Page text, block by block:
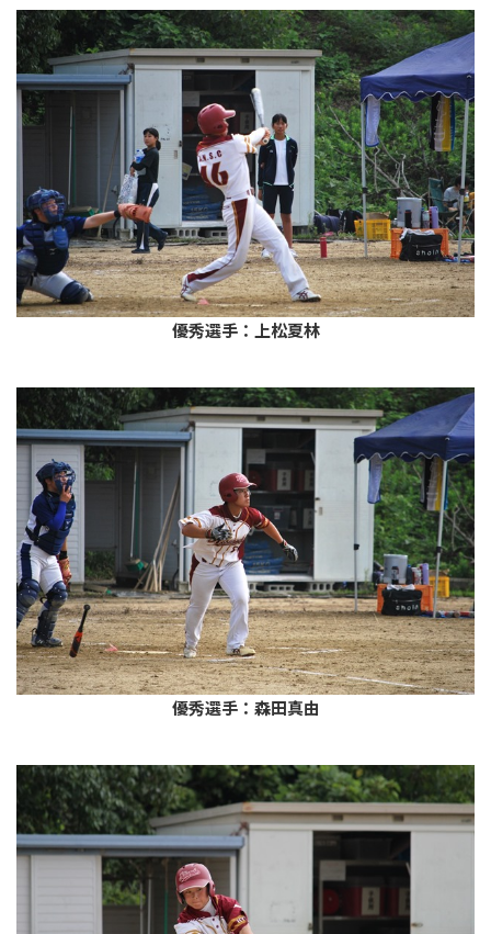
優秀選手：上松夏林
優秀選手：森田真由